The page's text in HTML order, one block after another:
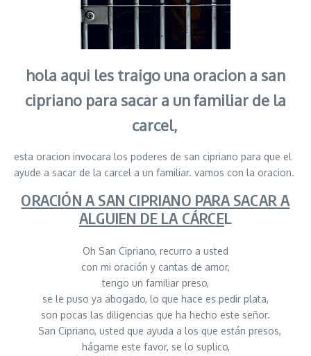
hola aqui les traigo una oracion a san
cipriano para sacar a un familiar de la
carcel,
esta oracion invocara los poderes de san cipriano para que el
ayude a sacar de la carcel a un familiar. vamos con la oracion.
ORACIÓN A SAN CIPRIANO PARA SACAR A
ALGUIEN DE LA CÁRCEL
Oh San Cipriano, recurro a usted
con mi oración y cantas de amor,
tengo un familiar preso,
se le puso ya abogado, lo que hace es pedir plata,
son pocas las diligencias que ha hecho este señor.
San Cipriano, usted que ayuda a los que están presos,
hágame este favor, se lo suplico,